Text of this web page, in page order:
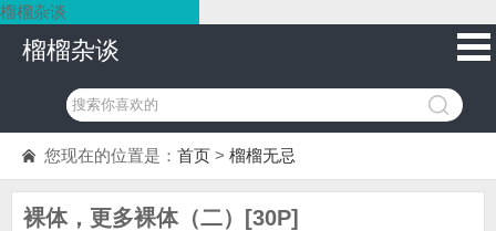
榴榴杂谈
榴榴杂谈
您现在的位置是： 首页 > 榴榴无忌
裸体，更多裸体（二）[30P]